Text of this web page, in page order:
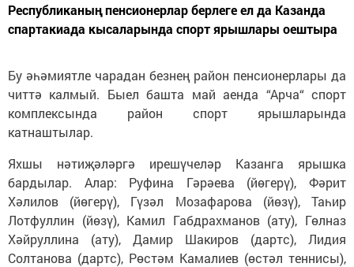
Республиканың пенсионерлар берлеге ел да Казанда
спартакиада кысаларында спорт ярышлары оештыра
Бу әһәмиятле чарадан безнең район пенсионерлары да
читтә калмый. Быел башта май аенда “Арча“ спорт
комплексында район спорт ярышларында
катнаштылар.
Яхшы нәтиҗәләргә ирешүчеләр Казанга ярышка
бардылар. Алар: Руфина Гәрәева (йөгерү), Фәрит
Хәлилов (йөгерү), Гүзәл Мозафарова (йөзү), Таһир
Лотфуллин (йөзү), Камил Габдрахманов (ату), Гөлназ
Хәйруллина (ату), Дамир Шакиров (дартс), Лидия
Солтанова (дартс), Рөстәм Камалиев (өстәл теннисы),